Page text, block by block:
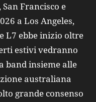
Francisco e
a Los Angeles,
L7 ebbe inizio oltre
estivi vedranno
band insieme alle
australiana
grande consenso